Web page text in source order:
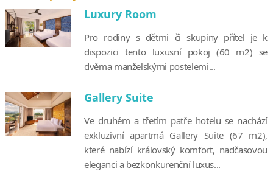
Luxury Room
Pro rodiny s dětmi či skupiny přítel je k
dispozici tento luxusní pokoj (60 m2) se
dvěma manželskými postelemi...
Gallery Suite
Ve druhém a třetím patře hotelu se nachází
exkluzivní apartmá Gallery Suite (67 m2),
které nabízí královský komfort, nadčasovou
eleganci a bezkonkurenční luxus...